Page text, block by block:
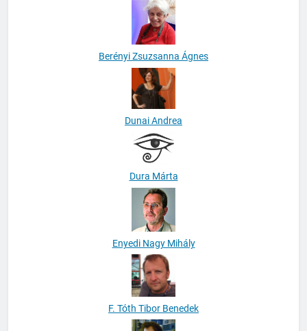
Berényi Zsuzsanna Ágnes
Dunai Andrea
Dura Márta
Enyedi Nagy Mihály
F. Tóth Tibor Benedek